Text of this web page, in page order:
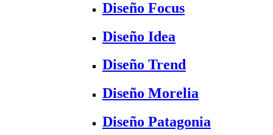
Diseño Focus
Diseño Idea
Diseño Trend
Diseño Morelia
Diseño Patagonia